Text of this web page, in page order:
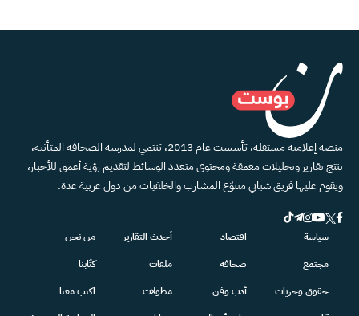
منصة إعلامية مستقلة، تأسست عام 2013، تنتمي لمدرسة الصحافة المتأنية،
تنتج تقارير وتحليلات معمقة ومحتوى متعدد الوسائط لتقديم رؤية أعمق للأخبار،
ويقوم عليها فريق شبابي متنوّع المشارب والخلفيات من دول عربية عدة.
سياسة
مجتمع
حقوق وحريات
اقتصاد
صحافة
أدب وفن
أحدث التقارير
ملفات
مطولات
من نحن
كتّابنا
اكتب معنا